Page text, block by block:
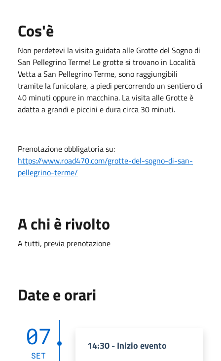
Cos'è
Non perdetevi la visita guidata alle Grotte del Sogno di
San Pellegrino Terme! Le grotte si trovano in Località
Vetta a San Pellegrino Terme, sono raggiungibili
tramite la funicolare, a piedi percorrendo un sentiero di
40 minuti oppure in macchina. La visita alle Grotte è
adatta a grandi e piccini e dura circa 30 minuti.
Prenotazione obbligatoria su:
https://www.road470.com/grotte-del-sogno-di-san-
pellegrino-terme/
A chi è rivolto
A tutti, previa prenotazione
Date e orari
07
SET
14:30 - Inizio evento